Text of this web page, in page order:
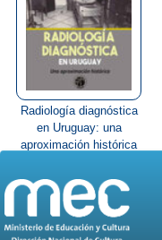
Radiología diagnóstica
en Uruguay: una
aproximación histórica